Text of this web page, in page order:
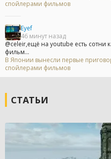
спойлерами фильмов
Eyef
46 минут назад
@celeir,ещё на youtube есть сотни
фильм...
В Японии вынесли первые
спойлерами фильмов
СТАТЬИ